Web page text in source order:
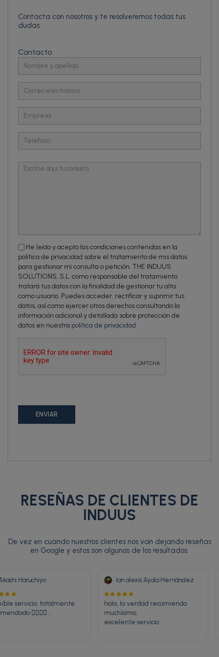
Contacta con nosotros y te resolveremos todas tus
dudas.
Contacto
He leído y acepto las condiciones contenidas en la
política de privacidad sobre el tratamiento de mis datos
para gestionar mi consulta o petición. THE INDUUS
SOLUTIONS, S.L. como responsable del tratamiento
tratará tus datos con la finalidad de gestionar tu alta
como usuario. Puedes acceder, rectificar y suprimir tus
datos, así como ejercer otros derechos consultando la
información adicional y detallada sobre protección de
datos en nuestra política de privacidad
RESEÑAS DE CLIENTES DE
INDUUS
De vez en cuando nuestros clientes nos van dejando reseñas
en Google y estos son algunos de los resultados.
Akashi Haruchiyo
Increíble servicio, totalmente
recomendado 👌🏻👌🏻 …
Ian alexis Ayala
hola, la verdad recomiendo
muchísimo,
excelente servicio